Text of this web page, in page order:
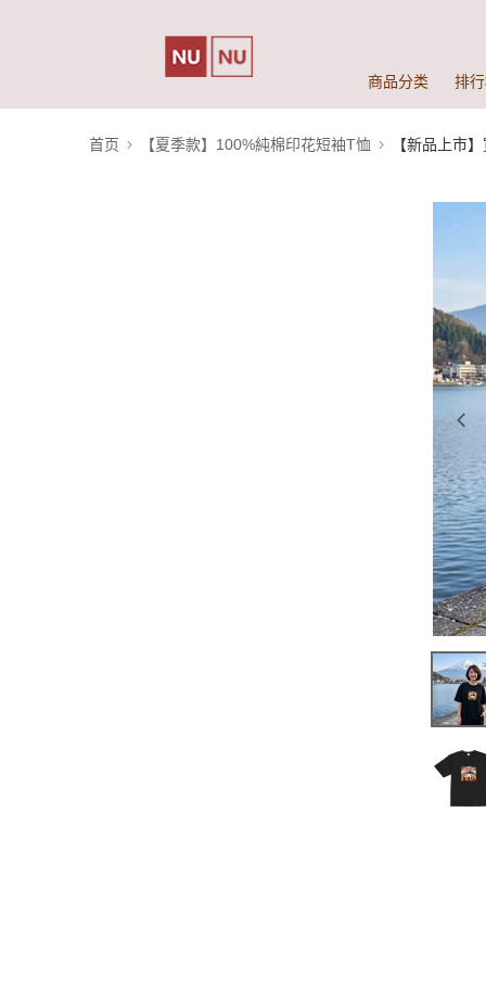
商品分类 排
首页 【夏季款】100%純棉印花短袖T恤 【新品上市